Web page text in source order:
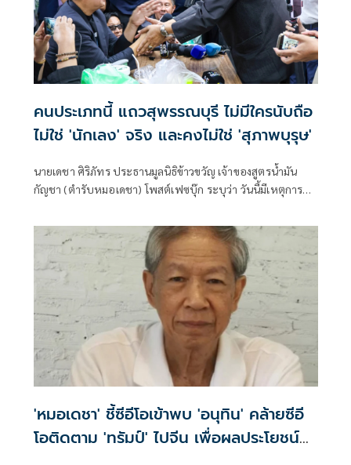
คนประเภทนี้​ แถวสุพรรณ​บุรี ไม่มีใครนับถือ​ ​
ไม่ใช่​ 'นักเลง' จริง และคงไม่ใช่​ 'สุภาพบุรุษ'
นายเดชา ศิริภัทร ประธานมูลนิธิข้าวขวัญ เจ้าของสูตรน้ำมัน
กัญชา (ตำรับหมอเดชา) โพสต์เฟซบุ๊ก ระบุว่า วันนี้มีเหตุการณ์​
'หมอเดชา' ชี้ซีอีโอเข้าพบ 'อนุทิน' คล้ายซีอี
โอติดตาม 'ทรัมป์' ไปจีน เพื่อผลประโยชน์​